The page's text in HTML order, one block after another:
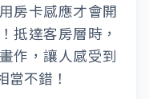
房卡感應才會開
抵達客房層時，
作，讓人感受到
當不錯！